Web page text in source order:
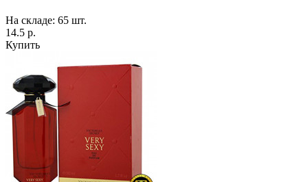
На складе: 65 шт.
14.5 р.
Купить